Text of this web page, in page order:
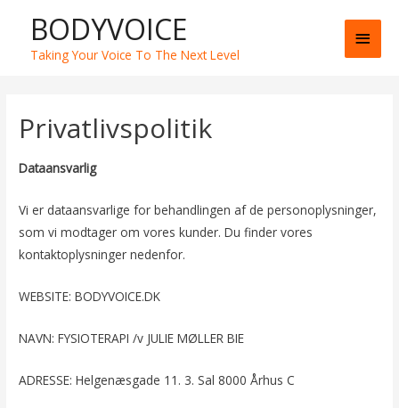
BODYVOICE
Taking Your Voice To The Next Level
Main
Privatlivspolitik
Dataansvarlig
Vi er dataansvarlige for behandlingen af de personoplysninger,
som vi modtager om vores kunder. Du finder vores
kontaktoplysninger nedenfor.
WEBSITE: BODYVOICE.DK
NAVN: FYSIOTERAPI /v JULIE MØLLER BIE
ADRESSE: Helgenæsgade 11. 3. Sal 8000 Århus C